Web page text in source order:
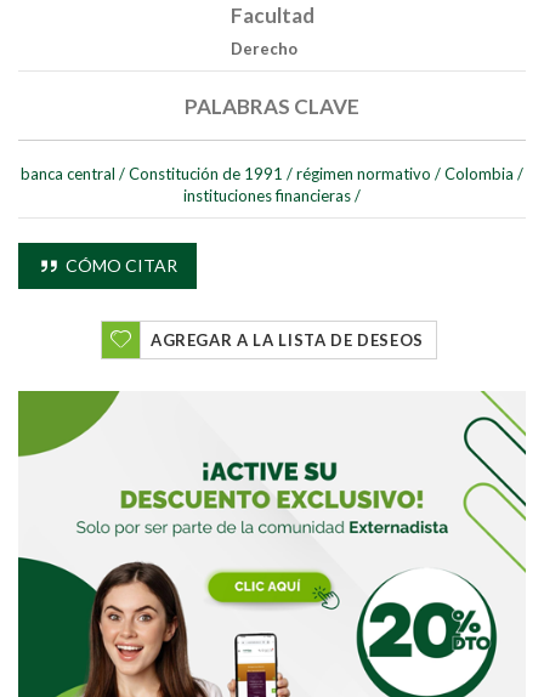
Buscar
Buscar
Facultad
Derecho
PALABRAS CLAVE
banca central /Constitución de 1991 /régimen normativo /Colombia /
instituciones financieras/
CÓMO CITAR
AGREGAR A LA LISTA DE DESEOS